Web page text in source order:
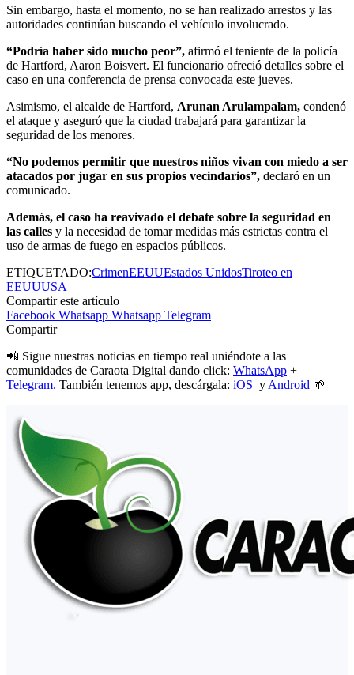
Sin embargo, hasta el momento, no se han realizado arrestos y las
autoridades continúan buscando el vehículo involucrado.
“Podría haber sido mucho peor”, afirmó el teniente de la policía
de Hartford, Aaron Boisvert. El funcionario ofreció detalles sobre el
caso en una conferencia de prensa convocada este jueves.
Asimismo, el alcalde de Hartford, Arunan Arulampalam, condenó
el ataque y aseguró que la ciudad trabajará para garantizar la
seguridad de los menores.
“No podemos permitir que nuestros niños vivan con miedo a ser
atacados por jugar en sus propios vecindarios”, declaró en un
comunicado.
Además, el caso ha reavivado el debate sobre la seguridad en
las calles y la necesidad de tomar medidas más estrictas contra el
uso de armas de fuego en espacios públicos.
ETIQUETADO:CrimenEEUUEstados UnidosTiroteo en
EEUUUSA
Compartir este artículo
Facebook Whatsapp Whatsapp Telegram
Compartir
📲 Sigue nuestras noticias en tiempo real uniéndote a las
comunidades de Caraota Digital dando click: WhatsApp +
Telegram. También tenemos app, descárgala: iOS y Android 🌱